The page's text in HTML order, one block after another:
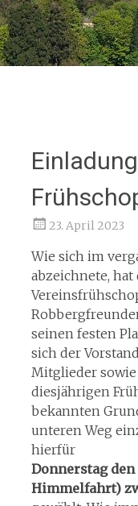
23. April 2023
Wie sich im
abzeichnete,
seinen festen
sich der
Mitglieder
diesjährigen
bekannten
unteren Weg
hierfür
Donnerstag den
Himmelfahrt)